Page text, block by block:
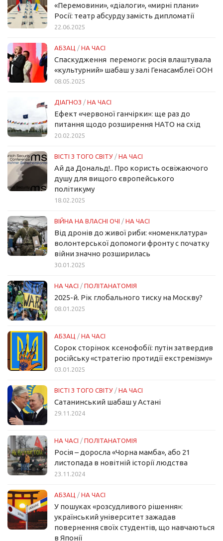
«Перемовини», «діалоги», «мирні плани»
Росії: театр абсурду замість дипломатії
22.06.2025
АБЗАЦ / НА ЧАСІ
Спаскудження перемоги: росія влаштувала
«культурний» шабаш у залі Генасамблеї ООН
08.05.2025
ДІАГНОЗ / НА ЧАСІ
Ефект «червоної ганчірки»: ще раз до
питання щодо розширення НАТО на схід
20.02.2025
ВІСТІ З ТОГО СВІТУ / НА ЧАСІ
Ай да Дональд!.. Про користь освіжаючого
душу для вищого європейського
політикуму
18.02.2025
ВІЙНА НА ВЛАСНІ ОЧІ / НА ЧАСІ
Від дронів до живої риби: «номенклатура»
волонтерської допомоги фронту с початку
війни значно розширилась
30.01.2025
НА ЧАСІ / ПОЛІТАНАТОМІЯ
2025-й. Рік глобального тиску на Москву?
08.01.2025
АБЗАЦ / НА ЧАСІ
Сорок сторінок ксенофобії: путін затвердив
російську «стратегію протидії екстремізму»
03.01.2025
ВІСТІ З ТОГО СВІТУ / НА ЧАСІ
Сатанинський шабаш у Астані
29.11.2024
НА ЧАСІ / ПОЛІТАНАТОМІЯ
Росія – доросла «Чорна мамба», або 21
листопада в новітній історії людства
23.11.2024
АБЗАЦ / НА ЧАСІ
У пошуках «розсудливого рішення»:
український університет зажадав
повернення своїх студентів, що навчаються
в Японії